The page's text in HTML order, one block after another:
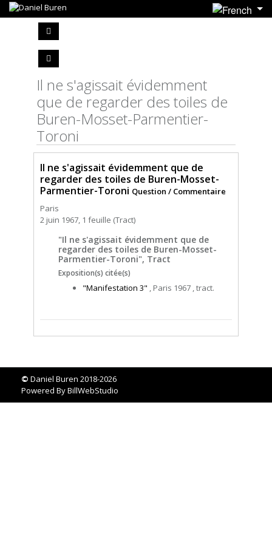
Il ne s'agissait évidemment
que de regarder des toiles de
Buren-Mosset-Parmentier-
Toroni
Il ne s'agissait évidemment que de
regarder des toiles de Buren-Mosset-
Parmentier-Toroni Question / Commentaire
Paris
2 juin 1967, 1 feuille (Tract)
"Il ne s'agissait évidemment que de
regarder des toiles de Buren-Mosset-
Parmentier-Toroni", Tract
Exposition(s) citée(s)
"Manifestation 3" , Paris 1967 , tract.
© Daniel Buren 2018-2026
Powered ByBillWebStudio